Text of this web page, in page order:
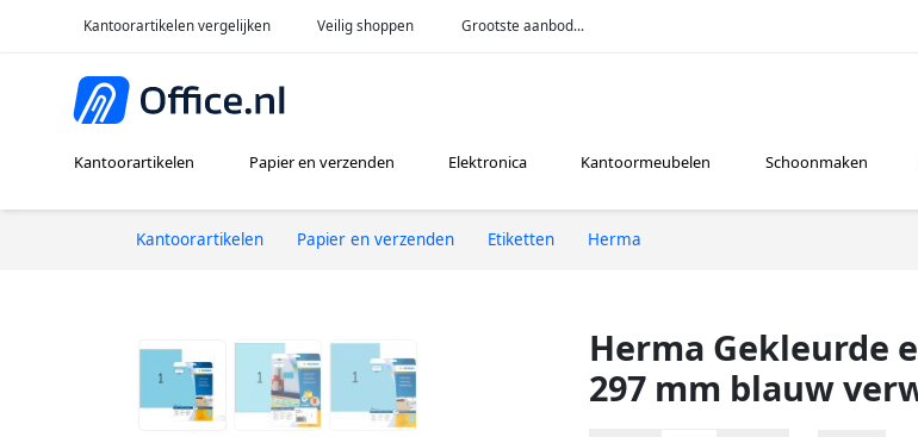
Kantoorartikelen vergelijken Veilig shoppen Grootste aanbod...
Kantoorartikelen Papier en verzenden Elektronica Kantoormeubelen Schoonmaken
Kantoorartikelen Papier en verzenden Etiketten Herma
Herma Gekleurde
297 mm blauw